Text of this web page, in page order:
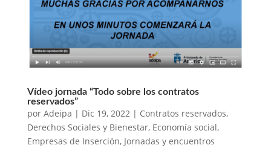
Vídeo jornada “Todo sobre los contratos
reservados”
por Adeipa | Dic 19, 2022 | Contratos reservados,
Derechos Sociales y Bienestar, Economía social,
Empresas de Inserción, Jornadas y encuentros